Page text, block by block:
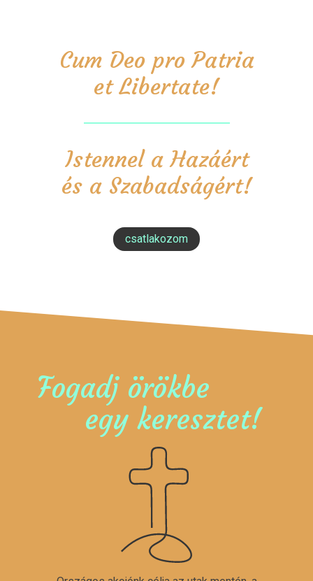
Cum Deo pro Patria
et Libertate!
Istennel a Hazáért
és a Szabadságért!
csatlakozom
Fogadj örökbe
egy keresztet!